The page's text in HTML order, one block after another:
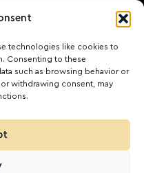
technologies like cookies to
Consenting to these
such as browsing behavior or
withdrawing consent, may